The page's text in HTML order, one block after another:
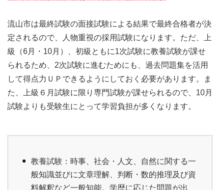
流山市は最終試験の面接試験による結果で最終合格者が決
定されるので、人物重視の採用試験になります。ただ、上
級（6月・10月）、初級ともに1次試験に教養試験が課せ
られるため、2次試験に進むためにも、過去問題集を活用
して得点力ＵＰできるようにしておく必要があります。ま
た、上級６月試験に限り専門試験が課せられるので、10月
試験よりも受験生にとって学習負担が多くなります。
教養試験：時事、社会・人文、自然に関する一
般知識並びに文章理解、判断・数的推理及び資
料解釈など一般知能。学歴に応じた問題が出